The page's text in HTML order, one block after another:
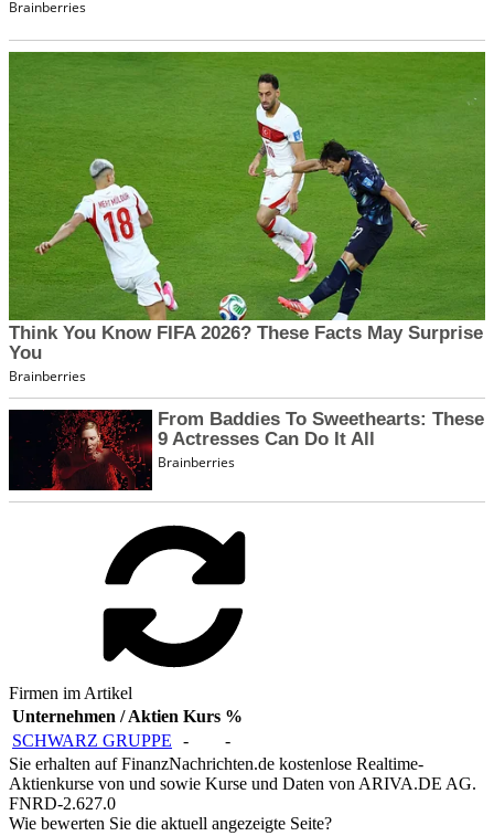
Firmen im Artikel
Unternehmen / Aktien Kurs %
SCHWARZ GRUPPE
-
-
Sie erhalten auf FinanzNachrichten.de kostenlose Realtime-
Aktienkurse von und sowie Kurse und Daten von ARIVA.DE AG.
FNRD-2.627.0
Wie bewerten Sie die aktuell angezeigte Seite?